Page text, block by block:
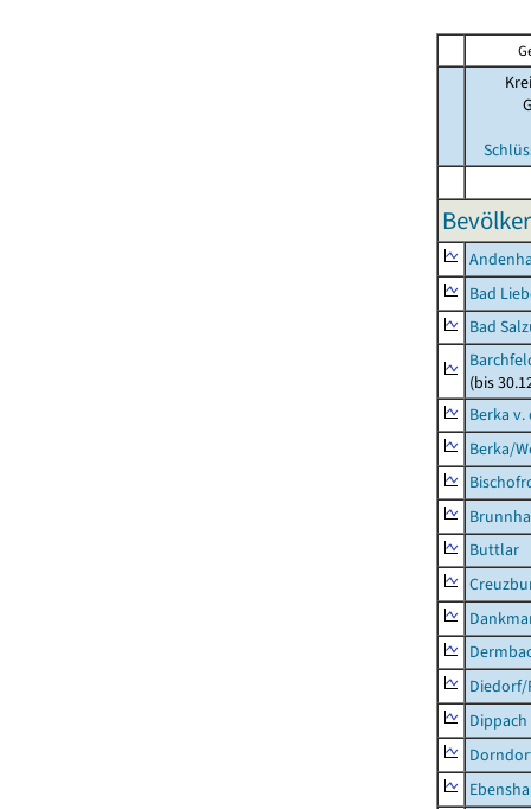
Bad
Bad
(bis
Berka v.
Berka/
Buttlar
Dippach